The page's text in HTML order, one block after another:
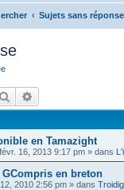
Sujets sans réponse
Rechercher
en Tamazight
16, 2013 9:17 pm » dans
en breton
2010 2:56 pm » dans